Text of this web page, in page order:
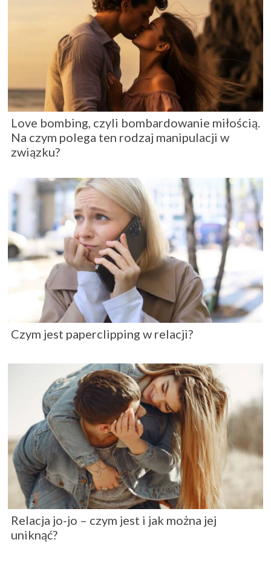
Love bombing, czyli bombardowanie miłością.
Na czym polega ten rodzaj manipulacji w
związku?
Czym jest paperclipping w relacji?
Relacja jo-jo – czym jest i jak można jej
uniknąć?